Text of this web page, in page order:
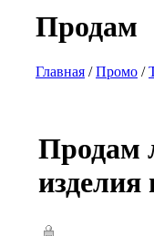
Продам
Главная /Промо /
Продам
изделия